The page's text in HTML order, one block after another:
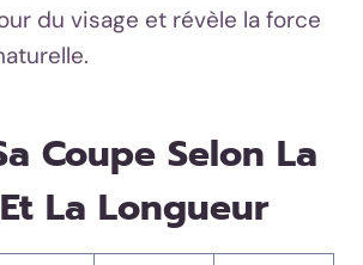
du visage et révèle la force
Coupe Selon La
La Longueur